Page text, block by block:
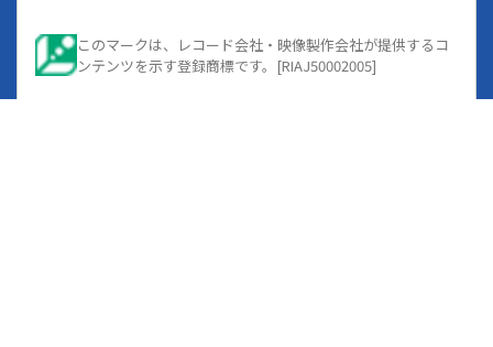
このマークは、レコード会社・映像製作会社が提供するコ
ンテンツを示す登録商標です。[RIAJ50002005]